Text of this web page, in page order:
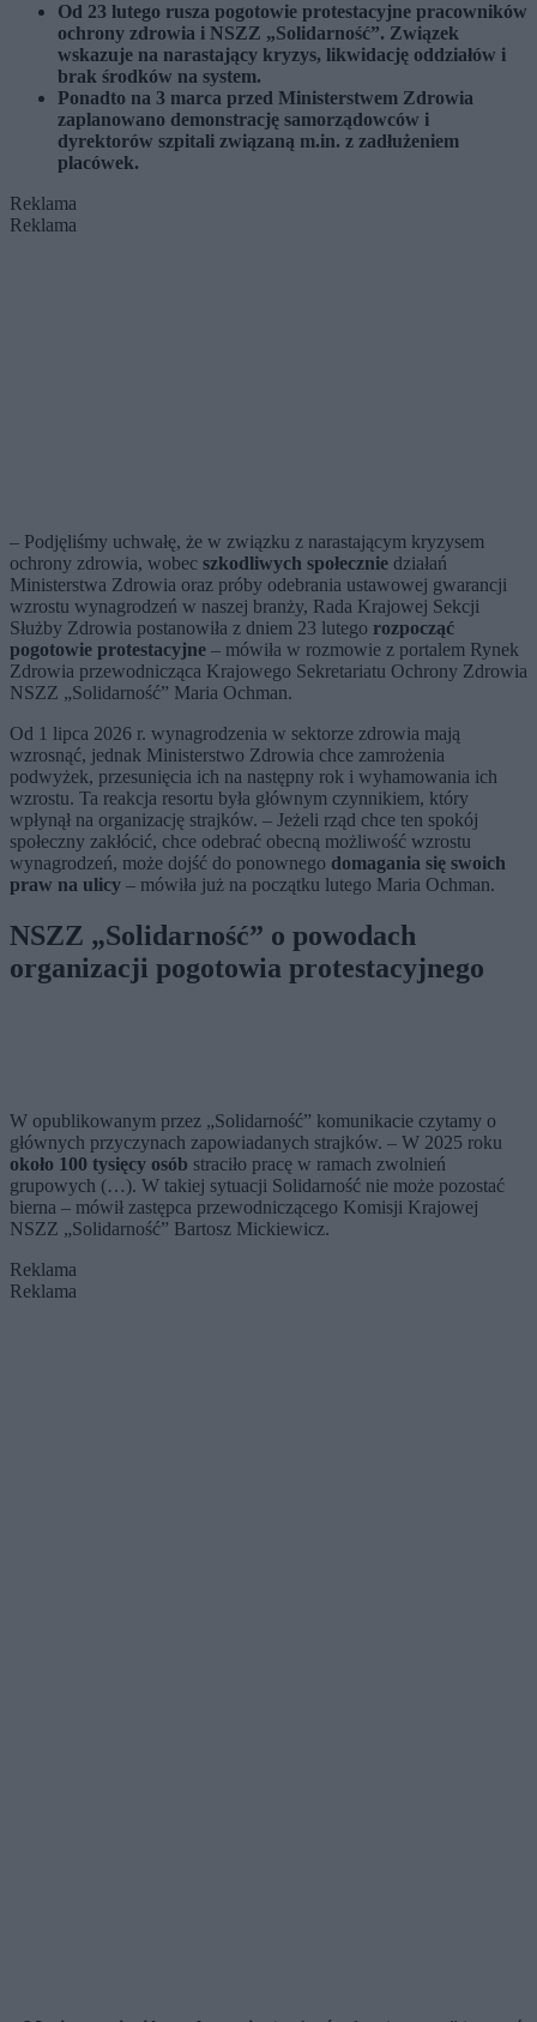
Od 23 lutego rusza pogotowie protestacyjne pracowników
ochrony zdrowia i NSZZ „Solidarność”. Związek
wskazuje na narastający kryzys, likwidację oddziałów i
brak środków na system.
Ponadto na 3 marca przed Ministerstwem Zdrowia
zaplanowano demonstrację samorządowców i
dyrektorów szpitali związaną m.in. z zadłużeniem
placówek.
Reklama
Reklama
– Podjęliśmy uchwałę, że w związku z narastającym kryzysem
ochrony zdrowia, wobec szkodliwych społecznie działań
Ministerstwa Zdrowia oraz próby odebrania ustawowej gwarancji
wzrostu wynagrodzeń w naszej branży, Rada Krajowej Sekcji
Służby Zdrowia postanowiła z dniem 23 lutego rozpocząć
pogotowie protestacyjne – mówiła w rozmowie z portalem Rynek
Zdrowia przewodnicząca Krajowego Sekretariatu Ochrony Zdrowia
NSZZ „Solidarność” Maria Ochman.
Od 1 lipca 2026 r. wynagrodzenia w sektorze zdrowia mają
wzrosnąć, jednak Ministerstwo Zdrowia chce zamrożenia
podwyżek, przesunięcia ich na następny rok i wyhamowania ich
wzrostu. Ta reakcja resortu była głównym czynnikiem, który
wpłynął na organizację strajków. – Jeżeli rząd chce ten spokój
społeczny zakłócić, chce odebrać obecną możliwość wzrostu
wynagrodzeń, może dojść do ponownego domagania się swoich
praw na ulicy – mówiła już na początku lutego Maria Ochman.
NSZZ „Solidarność” o powodach
organizacji pogotowia protestacyjnego
W opublikowanym przez „Solidarność” komunikacie czytamy o
głównych przyczynach zapowiadanych strajków. – W 2025 roku
około 100 tysięcy osób straciło pracę w ramach zwolnień
grupowych (…). W takiej sytuacji Solidarność nie może pozostać
bierna – mówił zastępca przewodniczącego Komisji Krajowej
NSZZ „Solidarność” Bartosz Mickiewicz.
Reklama
Reklama